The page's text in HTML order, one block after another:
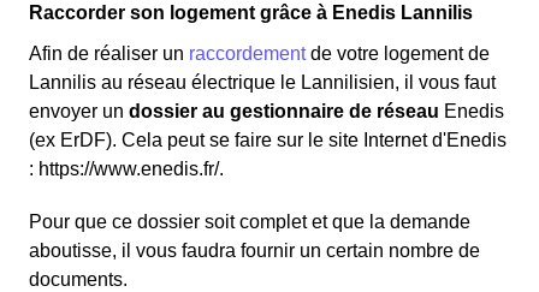
Raccorder son logement grâce à Enedis Lannilis
Afin de réaliser un raccordementde votre logement de
Lannilis au réseau électrique le Lannilisien, il vous faut
envoyer un dossier au gestionnaire de réseau Enedis
(ex ErDF). Cela peut se faire sur le site Internet d'Enedis
: https://www.enedis.fr/.
Pour que ce dossier soit complet et que la demande
aboutisse, il vous faudra fournir un certain nombre de
documents.